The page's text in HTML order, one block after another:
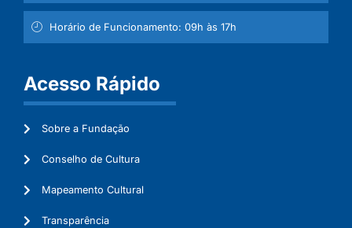
Horário de Funcionamento: 09h às 17h
Acesso Rápido
Sobre a Fundação
Conselho de Cultura
Mapeamento Cultural
Transparência